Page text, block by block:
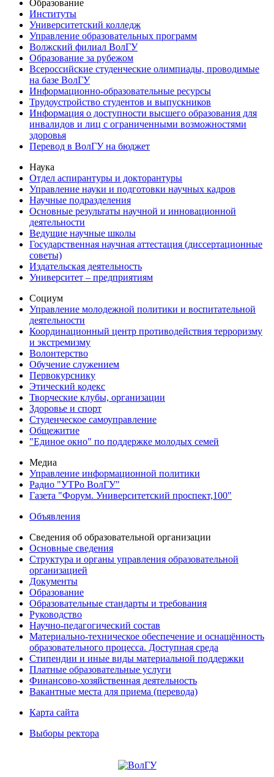
Образование
Институты
Университетский колледж
Управление образовательных программ
Волжский филиал ВолГУ
Образование за рубежом
Всероссийские студенческие олимпиады, проводимые
на базе ВолГУ
Информационно-образовательные ресурсы
Трудоустройство студентов и выпускников
Информация о доступности высшего образования для
инвалидов и лиц с ограниченными возможностями
здоровья
Перевод в ВолГУ на бюджет
Наука
Отдел аспирантуры и докторантуры
Управление науки и подготовки научных кадров
Научные подразделения
Основные результаты научной и инновационной
деятельности
Ведущие научные школы
Государственная научная аттестация (диссертационные
советы)
Издательская деятельность
Университет – предприятиям
Социум
Управление молодежной политики и воспитательной
деятельности
Координационный центр противодействия терроризму
и экстремизму
Волонтерство
Обучение служением
Первокурснику
Этический кодекс
Творческие клубы, организации
Здоровье и спорт
Студенческое самоуправление
Общежитие
"Единое окно" по поддержке молодых семей
Медиа
Управление информационной политики
Радио "УТРо ВолГУ"
Газета "Форум. Университетский проспект,100"
Объявления
Сведения об образовательной организации
Основные сведения
Структура и органы управления образовательной
организацией
Документы
Образование
Образовательные стандарты и требования
Руководство
Научно-педагогический состав
Материально-техническое обеспечение и оснащённость
образовательного процесса. Доступная среда
Стипендии и иные виды материальной поддержки
Платные образовательные услуги
Финансово-хозяйственная деятельность
Вакантные места для приема (перевода)
Карта сайта
Выборы ректора